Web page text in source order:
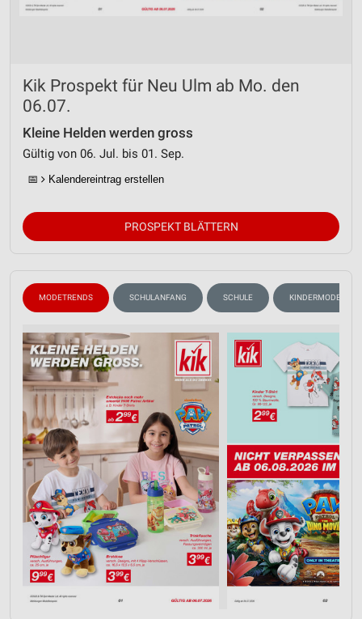
Kik Prospekt für Neu Ulm ab Mo. den
06.07.
Kleine Helden werden gross
Gültig von 06. Jul. bis 01. Sep.
📅 Kalendereintrag erstellen
PROSPEKT BLÄTTERN
MODETRENDS SCHULANFANG SCHULE KINDERMODE &